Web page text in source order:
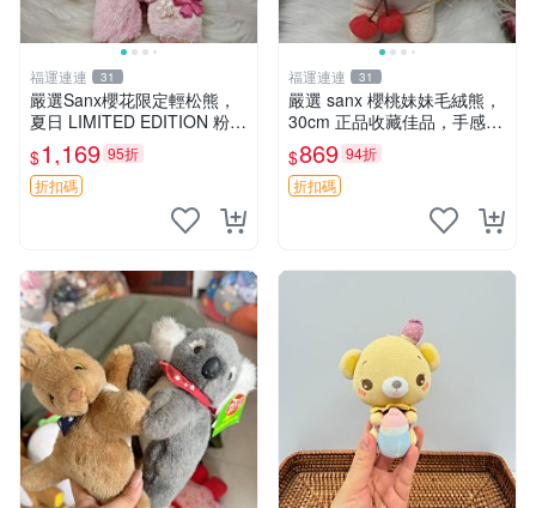
福運連連 31
嚴選Sanx櫻花限定輕松熊，
夏日 LIMITED EDITION 粉色
毛絨熊，背有拉鏈設計，肚內
填充豆袋，精致工藝呈現，狀
態如新，適合收藏與送人 櫻
$1,169 95折
折扣碼
福運連連 31
嚴選 sanx 櫻桃妹妹毛絨熊，
30cm 正品收藏佳品，手感極
軟，適合贈送與收藏 櫻桃妹
妹、sanx、毛絨熊
$869 94折
折扣碼